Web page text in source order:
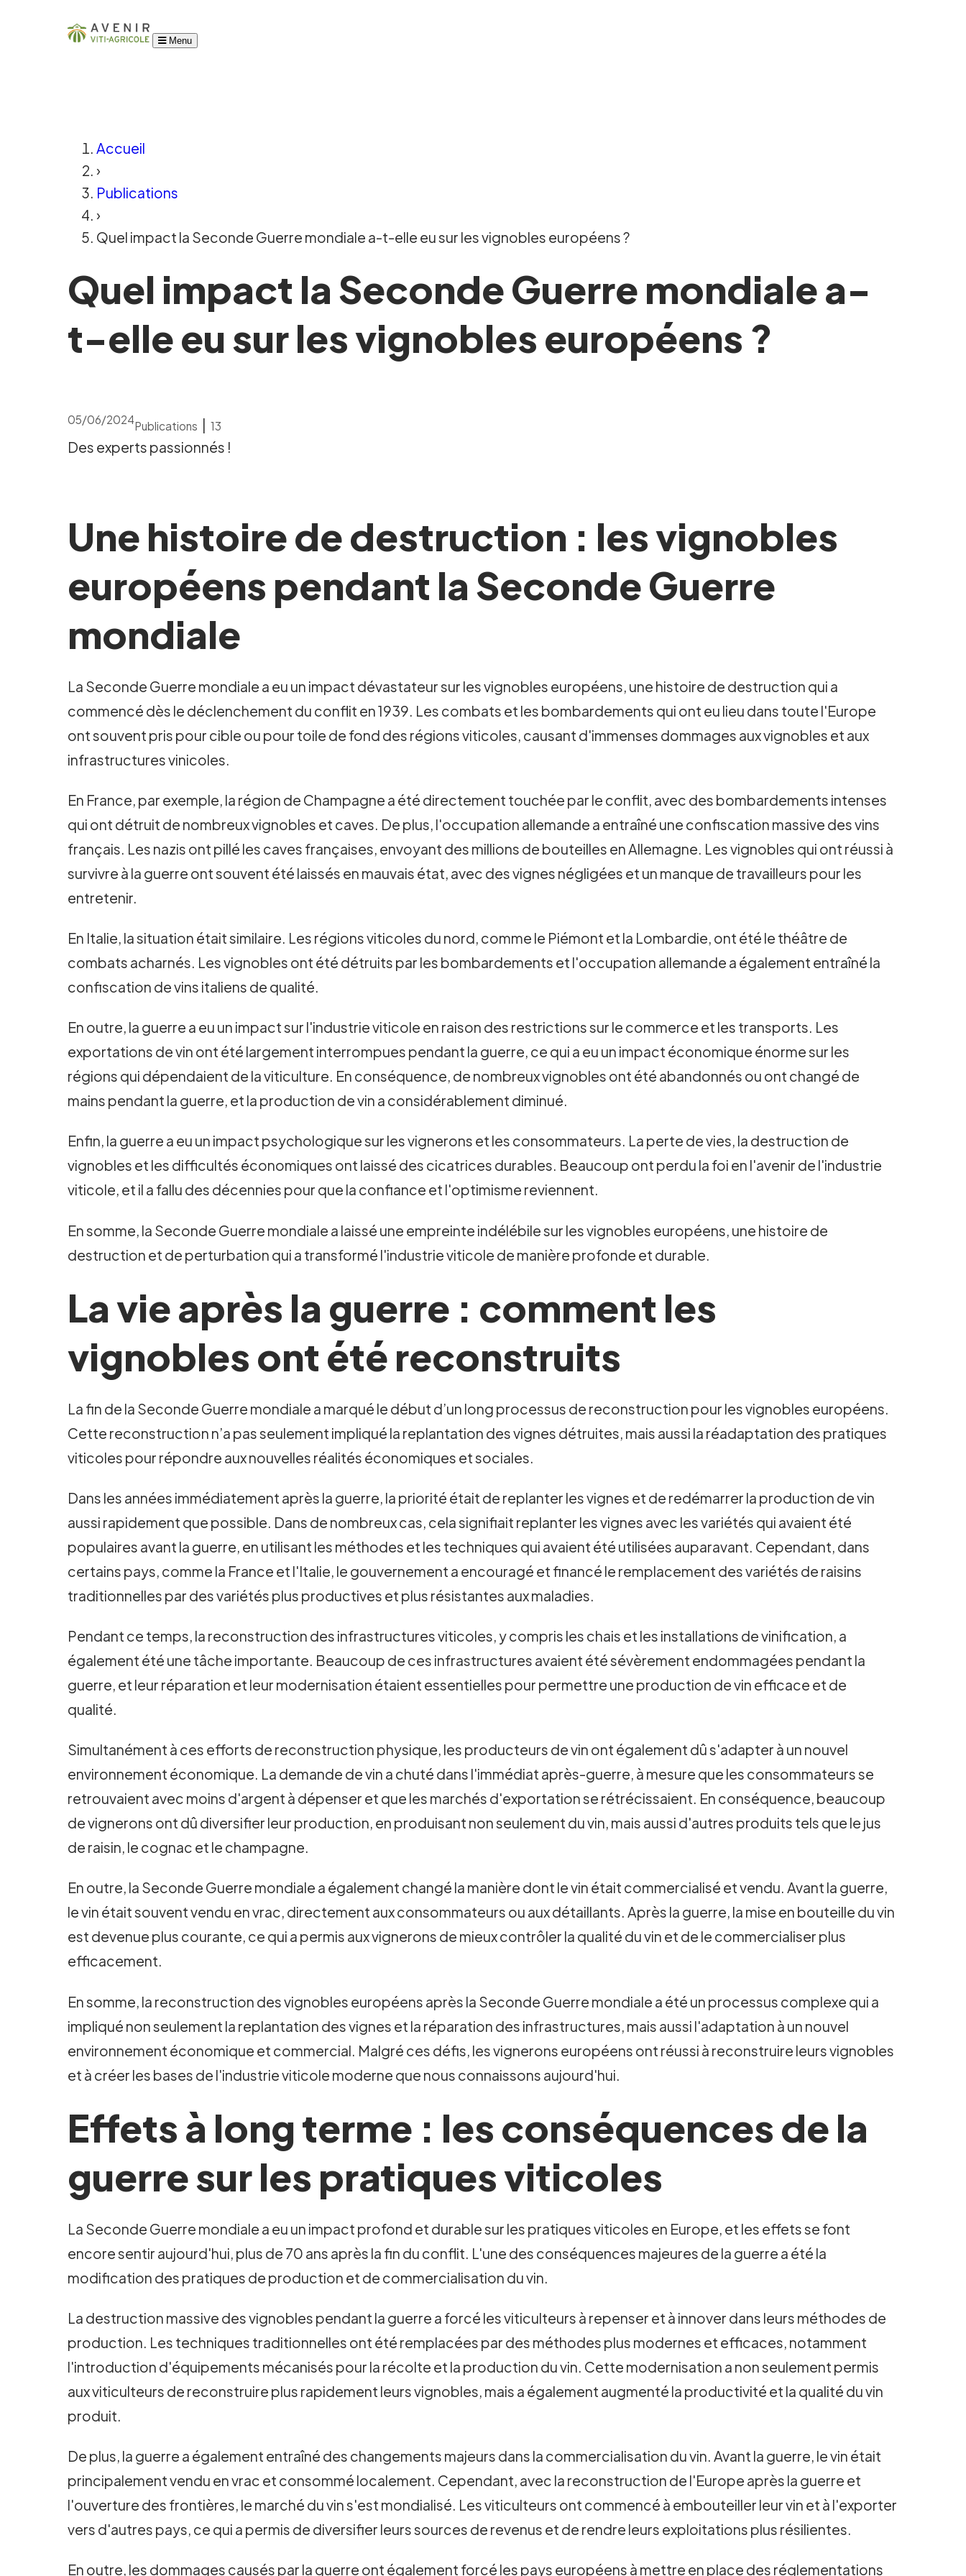
Menu
Accueil
›
Publications
›
Quel impact la Seconde Guerre mondiale a-t-elle eu sur les vignobles européens ?
Quel impact la Seconde Guerre mondiale a-
t-elle eu sur les vignobles européens ?
05/06/2024Publications |13
Des experts passionnés !
Une histoire de destruction : les vignobles
européens pendant la Seconde Guerre
mondiale
La Seconde Guerre mondiale a eu un impact dévastateur sur les vignobles européens, une histoire de destruction qui a
commencé dès le déclenchement du conflit en 1939. Les combats et les bombardements qui ont eu lieu dans toute l'Europe
ont souvent pris pour cible ou pour toile de fond des régions viticoles, causant d'immenses dommages aux vignobles et aux
infrastructures vinicoles.
En France, par exemple, la région de Champagne a été directement touchée par le conflit, avec des bombardements intenses
qui ont détruit de nombreux vignobles et caves. De plus, l'occupation allemande a entraîné une confiscation massive des vins
français. Les nazis ont pillé les caves françaises, envoyant des millions de bouteilles en Allemagne. Les vignobles qui ont réussi à
survivre à la guerre ont souvent été laissés en mauvais état, avec des vignes négligées et un manque de travailleurs pour les
entretenir.
En Italie, la situation était similaire. Les régions viticoles du nord, comme le Piémont et la Lombardie, ont été le théâtre de
combats acharnés. Les vignobles ont été détruits par les bombardements et l'occupation allemande a également entraîné la
confiscation de vins italiens de qualité.
En outre, la guerre a eu un impact sur l'industrie viticole en raison des restrictions sur le commerce et les transports. Les
exportations de vin ont été largement interrompues pendant la guerre, ce qui a eu un impact économique énorme sur les
régions qui dépendaient de la viticulture. En conséquence, de nombreux vignobles ont été abandonnés ou ont changé de
mains pendant la guerre, et la production de vin a considérablement diminué.
Enfin, la guerre a eu un impact psychologique sur les vignerons et les consommateurs. La perte de vies, la destruction de
vignobles et les difficultés économiques ont laissé des cicatrices durables. Beaucoup ont perdu la foi en l'avenir de l'industrie
viticole, et il a fallu des décennies pour que la confiance et l'optimisme reviennent.
En somme, la Seconde Guerre mondiale a laissé une empreinte indélébile sur les vignobles européens, une histoire de
destruction et de perturbation qui a transformé l'industrie viticole de manière profonde et durable.
La vie après la guerre : comment les
vignobles ont été reconstruits
La fin de la Seconde Guerre mondiale a marqué le début d’un long processus de reconstruction pour les vignobles européens.
Cette reconstruction n’a pas seulement impliqué la replantation des vignes détruites, mais aussi la réadaptation des pratiques
viticoles pour répondre aux nouvelles réalités économiques et sociales.
Dans les années immédiatement après la guerre, la priorité était de replanter les vignes et de redémarrer la production de vin
aussi rapidement que possible. Dans de nombreux cas, cela signifiait replanter les vignes avec les variétés qui avaient été
populaires avant la guerre, en utilisant les méthodes et les techniques qui avaient été utilisées auparavant. Cependant, dans
certains pays, comme la France et l'Italie, le gouvernement a encouragé et financé le remplacement des variétés de raisins
traditionnelles par des variétés plus productives et plus résistantes aux maladies.
Pendant ce temps, la reconstruction des infrastructures viticoles, y compris les chais et les installations de vinification, a
également été une tâche importante. Beaucoup de ces infrastructures avaient été sévèrement endommagées pendant la
guerre, et leur réparation et leur modernisation étaient essentielles pour permettre une production de vin efficace et de
qualité.
Simultanément à ces efforts de reconstruction physique, les producteurs de vin ont également dû s'adapter à un nouvel
environnement économique. La demande de vin a chuté dans l'immédiat après-guerre, à mesure que les consommateurs se
retrouvaient avec moins d'argent à dépenser et que les marchés d'exportation se rétrécissaient. En conséquence, beaucoup
de vignerons ont dû diversifier leur production, en produisant non seulement du vin, mais aussi d'autres produits tels que le jus
de raisin, le cognac et le champagne.
En outre, la Seconde Guerre mondiale a également changé la manière dont le vin était commercialisé et vendu. Avant la guerre,
le vin était souvent vendu en vrac, directement aux consommateurs ou aux détaillants. Après la guerre, la mise en bouteille du vin
est devenue plus courante, ce qui a permis aux vignerons de mieux contrôler la qualité du vin et de le commercialiser plus
efficacement.
En somme, la reconstruction des vignobles européens après la Seconde Guerre mondiale a été un processus complexe qui a
impliqué non seulement la replantation des vignes et la réparation des infrastructures, mais aussi l'adaptation à un nouvel
environnement économique et commercial. Malgré ces défis, les vignerons européens ont réussi à reconstruire leurs vignobles
et à créer les bases de l'industrie viticole moderne que nous connaissons aujourd'hui.
Effets à long terme : les conséquences de la
guerre sur les pratiques viticoles
La Seconde Guerre mondiale a eu un impact profond et durable sur les pratiques viticoles en Europe, et les effets se font
encore sentir aujourd'hui, plus de 70 ans après la fin du conflit. L'une des conséquences majeures de la guerre a été la
modification des pratiques de production et de commercialisation du vin.
La destruction massive des vignobles pendant la guerre a forcé les viticulteurs à repenser et à innover dans leurs méthodes de
production. Les techniques traditionnelles ont été remplacées par des méthodes plus modernes et efficaces, notamment
l'introduction d'équipements mécanisés pour la récolte et la production du vin. Cette modernisation a non seulement permis
aux viticulteurs de reconstruire plus rapidement leurs vignobles, mais a également augmenté la productivité et la qualité du vin
produit.
De plus, la guerre a également entraîné des changements majeurs dans la commercialisation du vin. Avant la guerre, le vin était
principalement vendu en vrac et consommé localement. Cependant, avec la reconstruction de l'Europe après la guerre et
l'ouverture des frontières, le marché du vin s'est mondialisé. Les viticulteurs ont commencé à embouteiller leur vin et à l'exporter
vers d'autres pays, ce qui a permis de diversifier leurs sources de revenus et de rendre leurs exploitations plus résilientes.
En outre, les dommages causés par la guerre ont également forcé les pays européens à mettre en place des réglementations